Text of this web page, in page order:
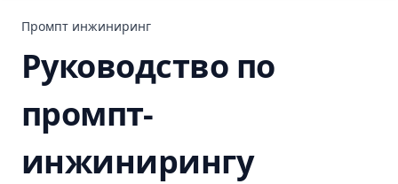
gemma
kimi-k2.5
llama-3
Промпт инжиниринг
Руководство по
промпт-
инжинирингу